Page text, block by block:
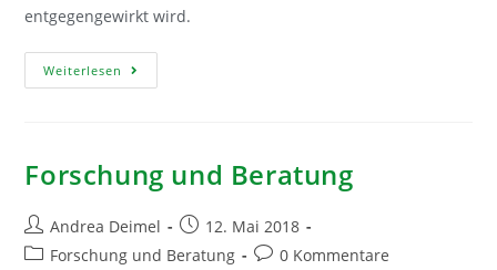
entgegengewirkt wird.
Weiterlesen Urban
Cool
Forschung und Beratung
Beitrags-
Autor:
Andrea Deimel
Beitrag
veröffentlicht:
12. Mai 2018
Beitrags-
Forschung und Beratung
Beitrags-
0 Kommentare